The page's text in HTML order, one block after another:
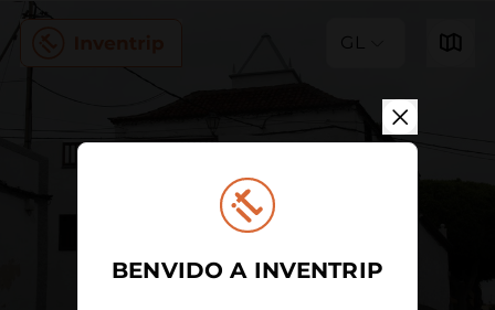
GL
BENVIDO A INVENTRIP